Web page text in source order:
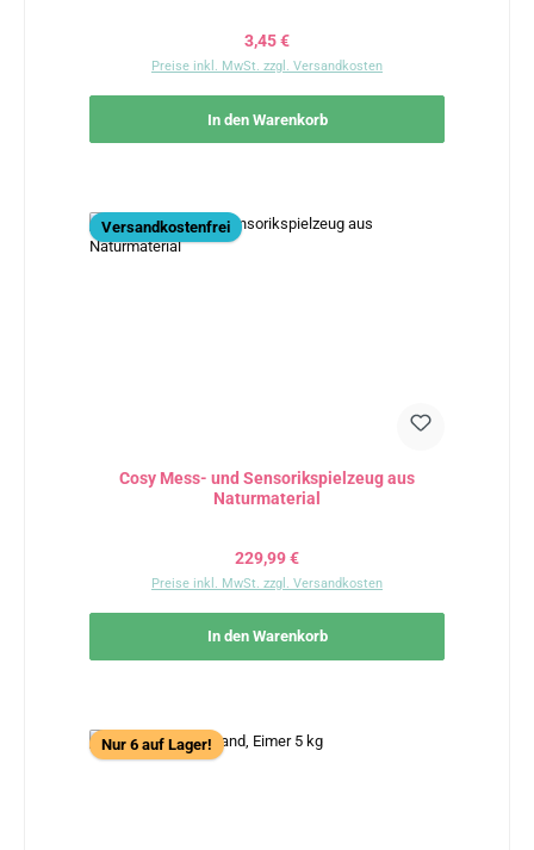
Regulärer Preis:
3,45 €
Preise inkl. MwSt. zzgl. Versandkosten
In den Warenkorb
Versandkostenfrei
Cosy Mess- und Sensorikspielzeug aus
Naturmaterial
Regulärer Preis:
229,99 €
Preise inkl. MwSt. zzgl. Versandkosten
In den Warenkorb
Nur 6 auf Lager!